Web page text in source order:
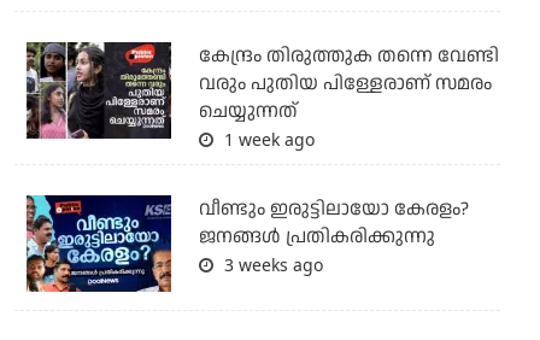
കേന്ദ്രം തിരുത്തുക തന്നെ വേണ്ടി
വരും പുതിയ പിള്ളേരാണ് സമരം
ചെയ്യുന്നത്
1 week ago
വീണ്ടും ഇരുട്ടിലായോ കേരളം?
ജനങ്ങൾ പ്രതികരിക്കുന്നു
3 weeks ago